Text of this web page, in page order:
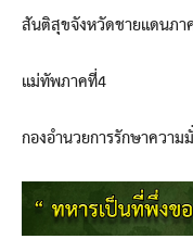
สันติสุขจังหวัดชายแดนภา
แม่ทัพภาคที่4
กองอำนวยการรักษาควา